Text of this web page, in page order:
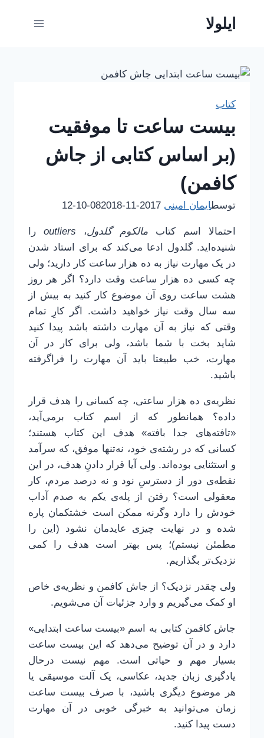
ایلولا
کتاب
بیست ساعت تا موفقیت
(بر اساس کتابی از جاش
کافمن)
توسطایمان امینی 2017-11-08
2018-10-12
احتمالا اسم کتاب مالکوم گلدول، outliers را
شنیده‌اید. گلدول ادعا می‌کند که برای استاد شدن
در یک مهارت نیاز به ده هزار ساعت کار دارید؛ ولی
چه کسی ده هزار ساعت وقت دارد؟ اگر هر روز
هشت ساعت روی آن موضوع کار کنید به بیش از
سه سال وقت نیاز خواهید داشت. اگر کارِ تمام
وقتی که نیاز به آن مهارت داشته باشد پیدا کنید
شاید بخت با شما باشد، ولی برای کار در آن
مهارت، خب طبیعتا باید آن مهارت را فراگرفته
باشید.
نظریه‌ی ده هزار ساعتی، چه کسانی را هدف قرار
داده؟ همانطور که از اسم کتاب برمی‌آید،
«تافته‌های جدا بافته» هدف این کتاب هستند؛
کسانی که در رشته‌ی خود، نه‌تنها موفق، که سرآمد
و استثنایی بوده‌اند. ولی آیا قرار دادنِ هدف، در این
نقطه‌ی دور از دسترسِ نود و نه درصد مردم، کار
معقولی است؟ رفتن از پله‌ی یکم به صدم آداب
خودش را دارد وگرنه ممکن است خشتکمان پاره
شده و در نهایت چیزی عایدمان نشود (این را
مطمئن نیستم)؛ پس بهتر است هدف را کمی
نزدیک‌تر بگذاریم.
ولی چقدر نزدیک؟ از جاش کافمن و نظریه‌ی خاص
او کمک می‌گیریم و وارد جزئیات آن می‌شویم.
جاش کافمن کتابی به اسم «بیست ساعت ابتدایی»
دارد و در آن توضیح می‌دهد که این بیست ساعت
بسیار مهم و حیاتی است. مهم نیست درحال
یادگیری زبان جدید، عکاسی، یک آلت موسیقی یا
هر موضوع دیگری باشید، با صرف بیست ساعت
زمان می‌توانید به خبرگی خوبی در آن مهارت
دست پیدا کنید.